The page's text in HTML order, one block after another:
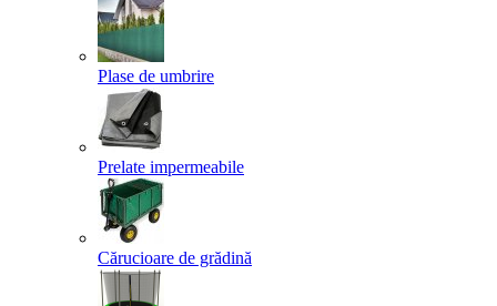
Plase de umbrire
Prelate impermeabile
Cărucioare de grădină